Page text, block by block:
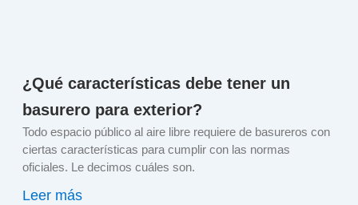
¿Qué características debe tener un
basurero para exterior?
Todo espacio público al aire libre requiere de basureros con
ciertas características para cumplir con las normas
oficiales. Le decimos cuáles son.
Leer más